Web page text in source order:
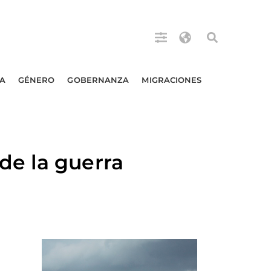
GÉNERO GOBERNANZA MIGRACIONES
la guerra